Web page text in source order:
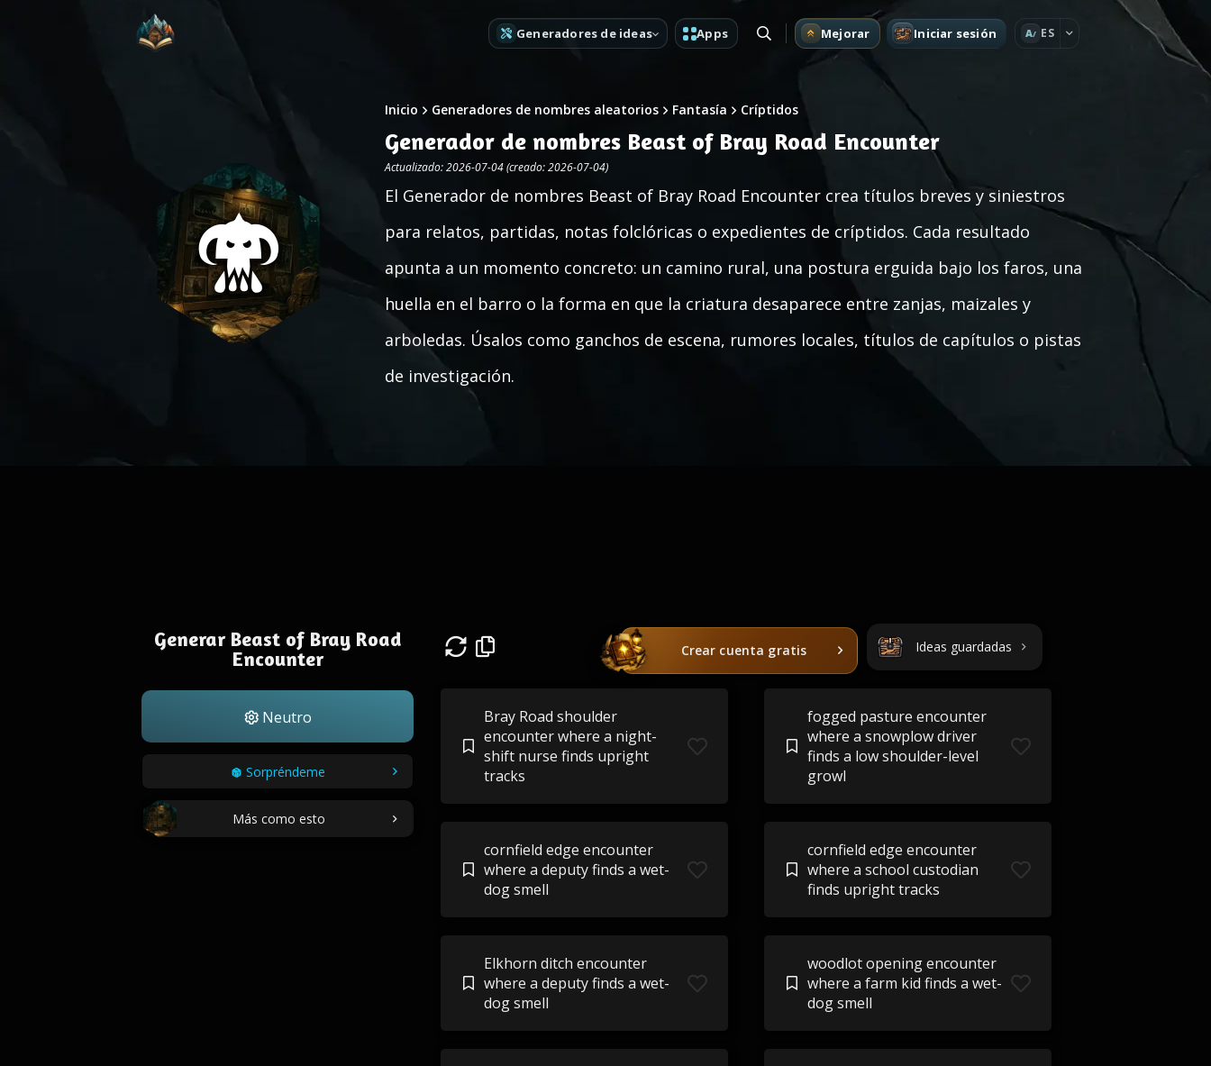
Generadores de ideas Apps Mejorar Iniciar sesión A ES
Inicio Generadores de nombres aleatorios Fantasía Críptidos
Generador de nombres Beast of Bray Road Encounter
Actualizado: 2026-07-04 (creado: 2026-07-04)
El Generador de nombres Beast of Bray Road Encounter crea títulos breves y siniestros
para relatos, partidas, notas folclóricas o expedientes de críptidos. Cada resultado
apunta a un momento concreto: un camino rural, una postura erguida bajo los faros, una
huella en el barro o la forma en que la criatura desaparece entre zanjas, maizales y
arboledas. Úsalos como ganchos de escena, rumores locales, títulos de capítulos o pistas
de investigación.
Generar Beast of Bray Road
Encounter
Neutro
Sorpréndeme
Más como esto
Crear cuenta gratis Ideas guardadas
Bray Road shoulder
encounter where a night-
shift nurse finds upright
tracks
fogged pasture encounter
where a snowplow driver
finds a low shoulder-level
growl
cornfield edge encounter
where a deputy finds a wet-
dog smell
cornfield edge encounter
where a school custodian
finds upright tracks
Elkhorn ditch encounter
where a deputy finds a wet-
dog smell
woodlot opening encounter
where a farm kid finds a wet-
dog smell